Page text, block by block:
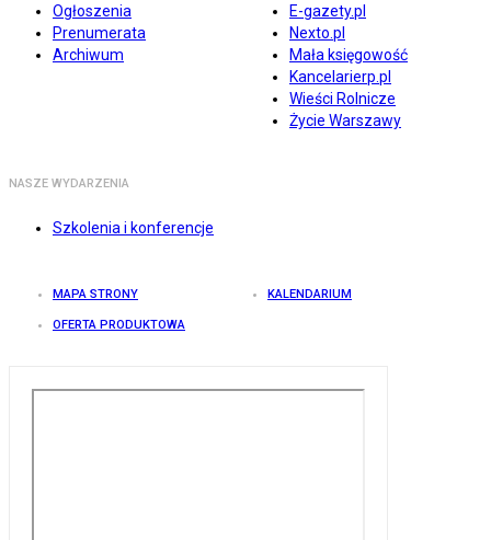
Ogłoszenia
Prenumerata
Archiwum
E-gazety.pl
Nexto.pl
Mała księgowość
Kancelarierp.pl
Wieści Rolnicze
Życie Warszawy
NASZE WYDARZENIA
Szkolenia i konferencje
MAPA STRONY KALENDARIUM
OFERTA PRODUKTOWA